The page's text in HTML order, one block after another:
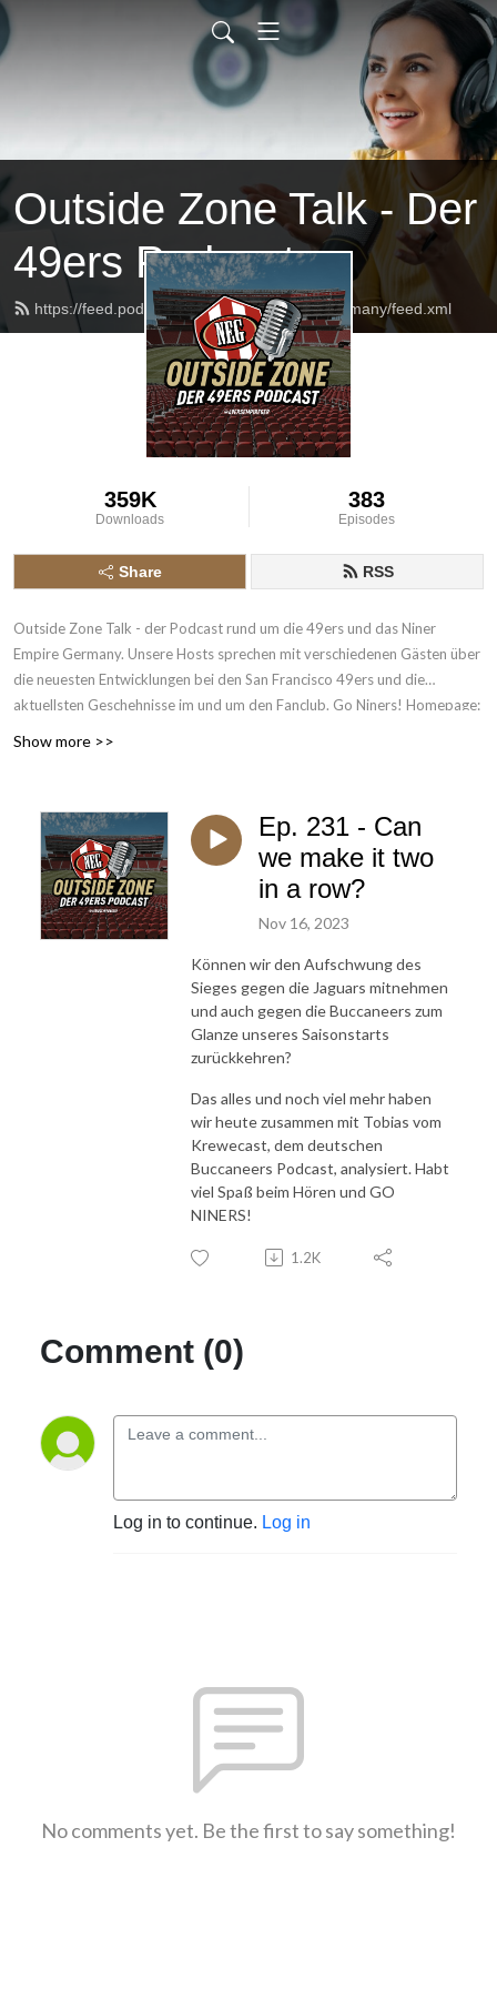
Outside Zone Talk - Der
49ers Podcast
https://feed.podbean.com/theninerempiregermany/feed.xml
359K
Downloads
383
Episodes
Share RSS
Outside Zone Talk - der Podcast rund um die 49ers und das Niner
Empire Germany. Unsere Hosts sprechen mit verschiedenen Gästen über
die neuesten Entwicklungen bei den San Francisco 49ers und die
aktuellsten Geschehnisse im und um den Fanclub. Go Niners! Homepage:
Show more >>
Ep. 231 - Can
we make it two
in a row?
Nov 16, 2023
Können wir den Aufschwung des
Sieges gegen die Jaguars mitnehmen
und auch gegen die Buccaneers zum
Glanze unseres Saisonstarts
zurückkehren?
Das alles und noch viel mehr haben
wir heute zusammen mit Tobias vom
Krewecast, dem deutschen
Buccaneers Podcast, analysiert. Habt
viel Spaß beim Hören und GO
NINERS!
1.2K
Comment (0)
Log in to continue. Log in
No comments yet. Be the first to say something!